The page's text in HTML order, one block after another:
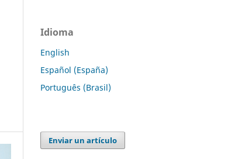
Idioma
English
Español (España)
Português (Brasil)
Enviar un artículo